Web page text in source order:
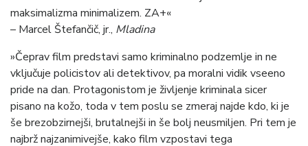
maksimalizma minimalizem. ZA+«
– Marcel Štefančič, jr., Mladina
»Čeprav film predstavi samo kriminalno podzemlje in ne
vključuje policistov ali detektivov, pa moralni vidik vseeno
pride na dan. Protagonistom je življenje kriminala sicer
pisano na kožo, toda v tem poslu se zmeraj najde kdo, ki je
še brezobzirnejši, brutalnejši in še bolj neusmiljen. Pri tem je
najbrž najzanimivejše, kako film vzpostavi tega